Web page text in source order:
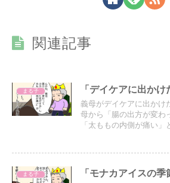
関連記事
まる子 「デイケアに出かけ
義母がデイケアに出か
母から「腸の出方が変わ
「太ももの内側が痛い
まる子 「モナカアイスの季